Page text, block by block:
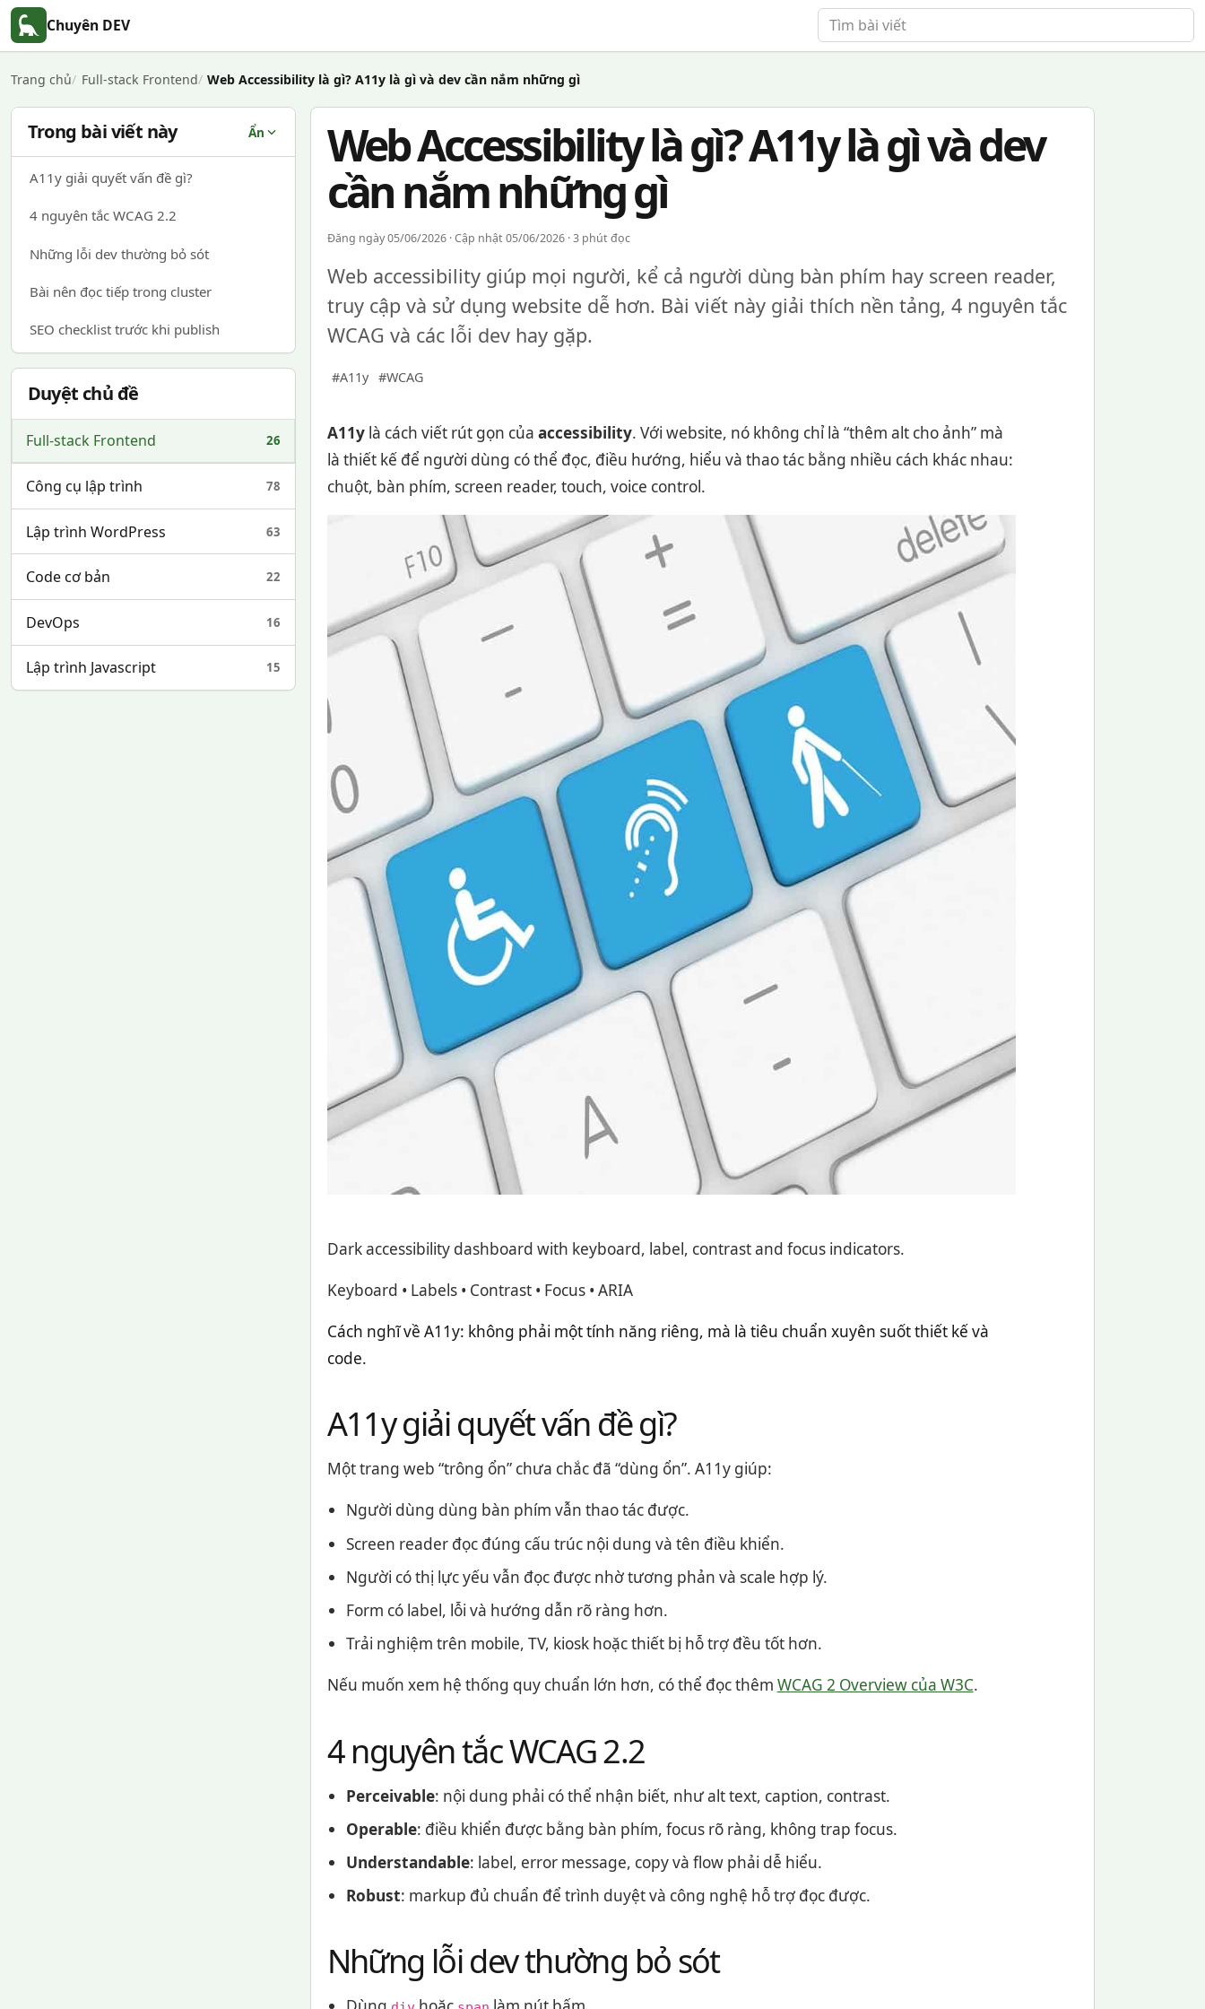
Chuyên DEV Tìm bài viết
Trang chủ Full-stack Frontend Web Accessibility là gì? A11y là gì và dev cần nắm những gì
Trong bài viết này Ẩn
A11y giải quyết vấn đề gì?
4 nguyên tắc WCAG 2.2
Những lỗi dev thường bỏ sót
Bài nên đọc tiếp trong cluster
SEO checklist trước khi publish
Duyệt chủ đề
Full-stack Frontend 26
Công cụ lập trình 78
Lập trình WordPress 63
Code cơ bản 22
DevOps 16
Lập trình Javascript 15
Web Accessibility là gì? A11y là gì và dev
cần nắm những gì
Đăng ngày 05/06/2026 · Cập nhật 05/06/2026 · 3 phút đọc
Web accessibility giúp mọi người, kể cả người dùng bàn phím hay screen reader,
truy cập và sử dụng website dễ hơn. Bài viết này giải thích nền tảng, 4 nguyên tắc
WCAG và các lỗi dev hay gặp.
#A11y #WCAG
A11ylà cách viết rút gọn của accessibility. Với website, nó không chỉ là “thêm alt cho ảnh” mà
là thiết kế để người dùng có thể đọc, điều hướng, hiểu và thao tác bằng nhiều cách khác nhau:
chuột, bàn phím, screen reader, touch, voice control.
Dark accessibility dashboard with keyboard, label, contrast and focus indicators.
Keyboard • Labels • Contrast • Focus • ARIA
Cách nghĩ về A11y: không phải một tính năng riêng, mà là tiêu chuẩn xuyên suốt thiết kế và
code.
A11y giải quyết vấn đề gì?
Một trang web “trông ổn” chưa chắc đã “dùng ổn”. A11y giúp:
Người dùng dùng bàn phím vẫn thao tác được.
Screen reader đọc đúng cấu trúc nội dung và tên điều khiển.
Người có thị lực yếu vẫn đọc được nhờ tương phản và scale hợp lý.
Form có label, lỗi và hướng dẫn rõ ràng hơn.
Trải nghiệm trên mobile, TV, kiosk hoặc thiết bị hỗ trợ đều tốt hơn.
Nếu muốn xem hệ thống quy chuẩn lớn hơn, có thể đọc thêm WCAG 2 Overview của W3C.
4 nguyên tắc WCAG 2.2
Perceivable: nội dung phải có thể nhận biết, như alt text, caption, contrast.
Operable: điều khiển được bằng bàn phím, focus rõ ràng, không trap focus.
Understandable: label, error message, copy và flow phải dễ hiểu.
Robust: markup đủ chuẩn để trình duyệt và công nghệ hỗ trợ đọc được.
Những lỗi dev thường bỏ sót